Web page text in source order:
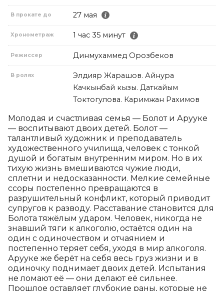
В прокате до 27 мая
Хронометраж 1 час 35 минут
Режиссер Динмухаммед Орозбеков
В ролях
Элдияр Жарашов. Айнура
Качкынбай кызы. Даткайым
Токтогулова. Каримжан Рахимов
Молодая и счастливая семья — Болот и Арууке
— воспитывают двоих детей. Болот —
талантливый художник и преподаватель
художественного училища, человек с тонкой
душой и богатым внутренним миром. Но в их
тихую жизнь вмешиваются чужие люди,
сплетни и недосказанности. Мелкие семейные
ссоры постепенно превращаются в
разрушительный конфликт, который приводит
супругов к разводу. Расставание становится для
Болота тяжёлым ударом. Человек, никогда не
знавший тяги к алкоголю, остаётся один на
один с одиночеством и отчаянием и
постепенно теряет себя, уходя в мир алкоголя.
Арууке же берёт на себя весь груз жизни и в
одиночку поднимает двоих детей. Испытания
не ломают её — они делают её сильнее.
Прошлое оставляет глубокие раны, которые не